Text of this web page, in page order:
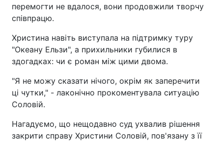
перемогти не вдалося, вони продовжили творчу
співпрацю.
Христина навіть виступала на підтримку туру
"Океану Ельзи", а прихильники губилися в
здогадках: чи є роман між цими двома.
"Я не можу сказати нічого, окрім як заперечити
ці чутки," - лаконічно прокоментувала ситуацію
Соловій.
Нагадуємо, що нещодавно суд ухвалив рішення
закрити справу Христини Соловій, пов'язану з її